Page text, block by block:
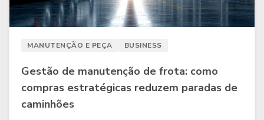
MANUTENÇÃO E PEÇA BUSINESS
Gestão de manutenção de frota: como
compras estratégicas reduzem paradas de
caminhões